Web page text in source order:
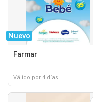
Nuevo
Farmar
Válido por 4 días